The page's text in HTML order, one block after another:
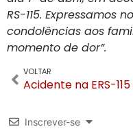
RS-115. Expressamos
condolências aos
momento de dor”.
VOLTAR
Inscrever-se